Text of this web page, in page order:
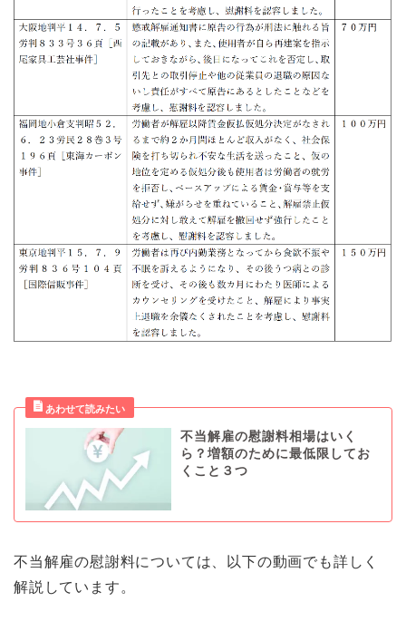
不当解雇の慰謝料相場はいく
ら？増額のために最低限してお
くこと３つ
不当解雇の慰謝料については、以下の動画でも詳しく
解説しています。